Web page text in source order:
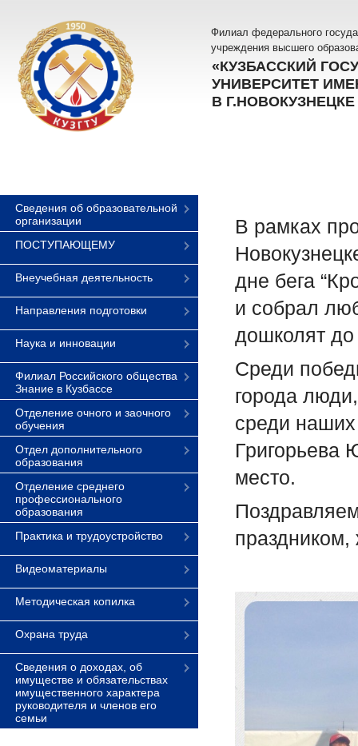
Филиал федерального
учреждения высшего
«КУЗБАССКИЙ
УНИВЕРСИТЕТ
В Г.НОВОКУЗНЕЦКЕ
Сведения об образовательной
организации
ПОСТУПАЮЩЕМУ
Внеучебная деятельность
Направления подготовки
Наука и инновации
Филиал Российского общества
Знание в Кузбассе
Отделение очного и заочного
обучения
Отдел дополнительного
образования
Отделение среднего
профессионального
образования
Практика и трудоустройство
Видеоматериалы
Методическая копилка
Охрана труда
Сведения о доходах, об
имуществе и обязательствах
имущественного характера
руководителя и членов его
семьи
В рамках
дне бега
и собрал
дошколят
Среди
города
среди наших
Григорьева
место.